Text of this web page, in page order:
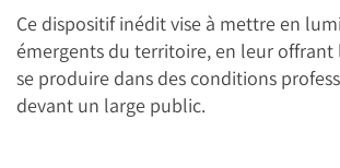
Ce dispositif inédit vise à mettre en
émergents du territoire, en leur offrant
se produire dans des conditions
devant un large public.